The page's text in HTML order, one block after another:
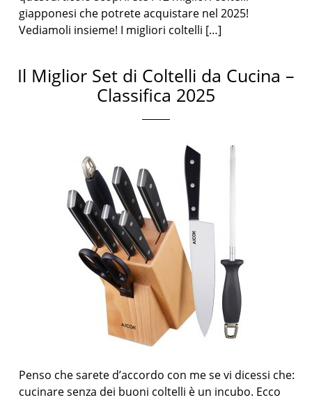
giapponesi che potrete acquistare nel 2025!
Vediamoli insieme! I migliori coltelli […]
Il Miglior Set di Coltelli da Cucina –
Classifica 2025
Penso che sarete d’accordo con me se vi dicessi che:
cucinare senza dei buoni coltelli è un incubo. Ecco